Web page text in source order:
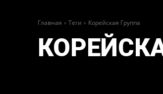
Главная Теги Корейская Группа